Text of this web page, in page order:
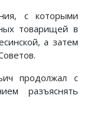
с которыми
товарищей в
а затем
продолжал с
разъяснять